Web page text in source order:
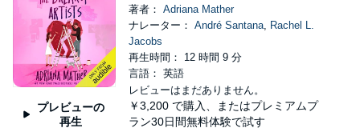
プレビューの
再生
著者： Adriana Mather
ナレーター： André Santana, Rachel L.
Jacobs
再生時間： 12 時間 9 分
言語： 英語
レビューはまだありません。
￥3,200 で購入、またはプレミアムプ
ラン30日間無料体験で試す